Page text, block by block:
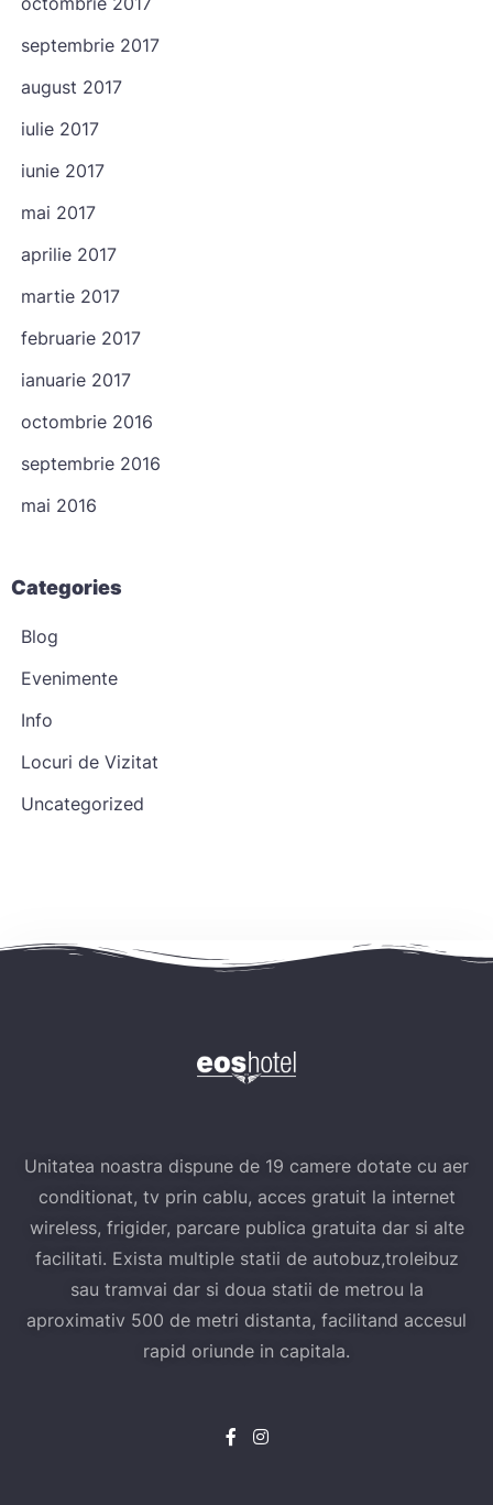
septembrie 2017
august 2017
iulie 2017
iunie 2017
mai 2017
aprilie 2017
martie 2017
februarie 2017
ianuarie 2017
octombrie 2016
septembrie 2016
mai 2016
Categories
Blog
Evenimente
Info
Locuri de Vizitat
Uncategorized
Unitatea noastra dispune de 19 camere dotate cu aer
conditionat, tv prin cablu, acces gratuit la internet
wireless, frigider, parcare publica gratuita dar si alte
facilitati. Exista multiple statii de autobuz,troleibuz
sau tramvai dar si doua statii de metrou la
aproximativ 500 de metri distanta, facilitand accesul
rapid oriunde in capitala.
Check-in